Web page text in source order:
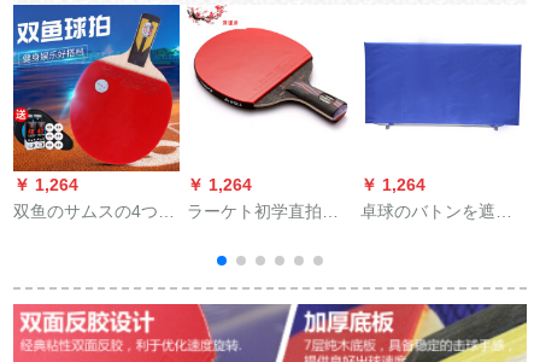
￥ 1,264
双鱼のサムスの4つの
门の兵を训练してい
ます。両面のゴムを
反対にします。
￥ 1,264
ラーケト初学直拍
pp-jiホール卓球ラケ
ト1波尔9.8カーボン
ライト直写1本
￥ 1,264
卓球のバトンを遮っ
げる。